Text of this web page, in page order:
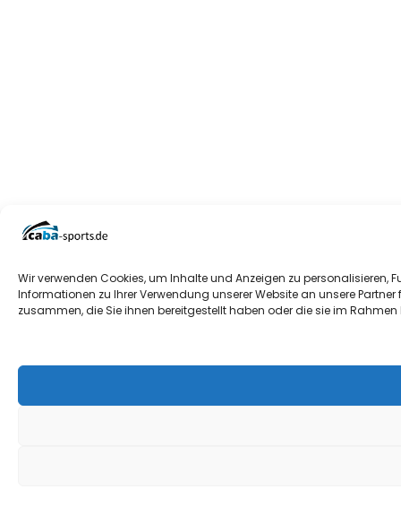
Wir verwenden Cookies, um Inhalte und Anzeigen zu
Informationen zu Ihrer Verwendung unserer Website an unsere
zusammen, die Sie ihnen bereitgestellt haben oder die sie im